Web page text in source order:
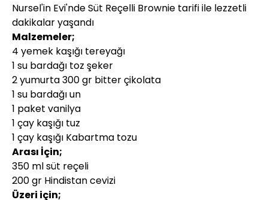
Nursel'in Evi'nde Süt Reçelli Brownie tarifi ile lezzetli
dakikalar yaşandı
Malzemeler;
4 yemek kaşığı tereyağı
1 su bardağı toz şeker
2 yumurta 300 gr bitter çikolata
1 su bardağı un
1 paket vanilya
1 çay kaşığı tuz
1 çay kaşığı Kabartma tozu
Arası İçin;
350 ml süt reçeli
200 gr Hindistan cevizi
Üzeri için;